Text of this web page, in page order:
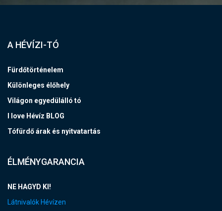
A HÉVÍZI-TÓ
Fürdőtörténelem
Különleges élőhely
Világon egyedülálló tó
I love Hévíz BLOG
Tófürdő árak és nyitvatartás
ÉLMÉNYGARANCIA
NE HAGYD KI!
Látnivalók Hévízen